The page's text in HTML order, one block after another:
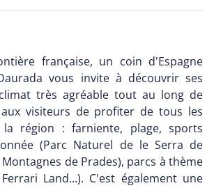
française, un coin d'Espagne
vous invite à découvrir ses
très agréable tout au long de
visiteurs de profiter de tous les
région : farniente, plage, sports
(Parc Naturel de le Serra de
de Prades), parcs à thème
Land...). C'est également une